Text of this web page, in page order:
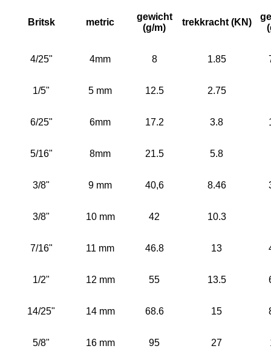
Britsk metric
gewicht
(g/m)
trekkracht (KN)
4/25" 4mm 8 1.85
1/5" 5 mm 12.5 2.75
6/25" 6mm 17.2 3.8
5/16" 8mm 21.5 5.8
3/8" 9 mm 40,6 8.46
3/8" 10 mm 42 10.3
7/16" 11 mm 46.8 13
1/2" 12 mm 55 13.5
14/25" 14 mm 68.6 15
5/8" 16 mm 95 27